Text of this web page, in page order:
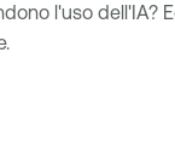
l'uso dell'IA?